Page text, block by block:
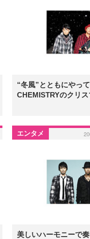
“冬風”とともにやっ
CHEMISTRYのクリ
エンタメ
美しいハーモニーで